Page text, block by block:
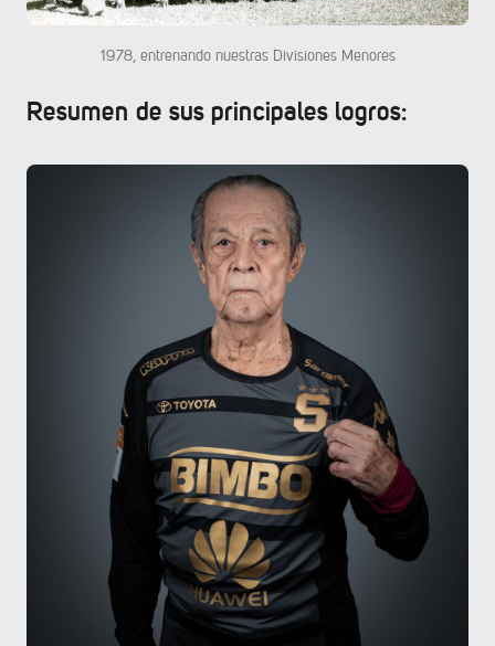
1978, entrenando nuestras Divisiones Menores
Resumen de sus principales logros: